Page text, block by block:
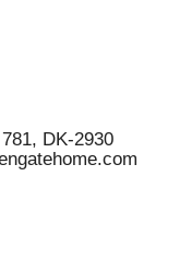
DK-2930